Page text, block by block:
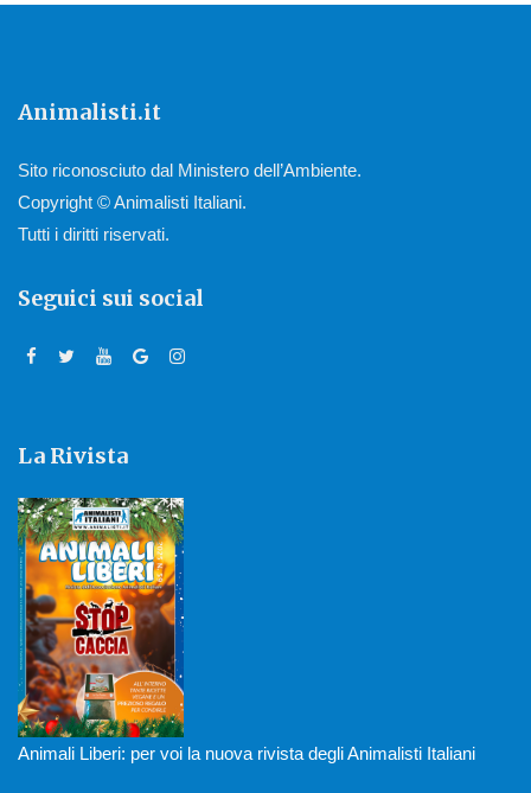
Animalisti.it
Sito riconosciuto dal Ministero dell’Ambiente.
Copyright © Animalisti Italiani.
Tutti i diritti riservati.
Seguici sui social
La Rivista
Animali Liberi: per voi la nuova rivista degli Animalisti Italiani